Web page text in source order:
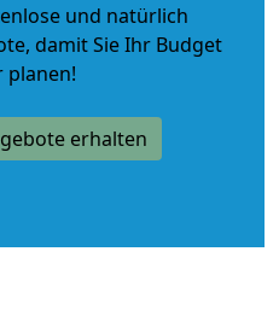
und natürlich
, damit Sie Ihr Budget
planen!
erhalten